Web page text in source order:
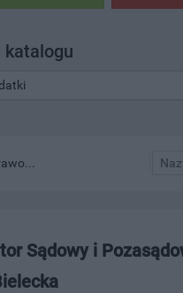
katalogu
Sądowy i